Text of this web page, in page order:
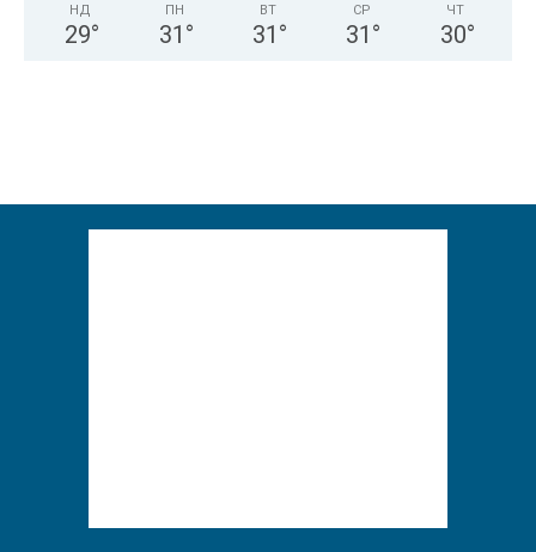
НД
29°
ПН
31 °
ВТ
31 °
СР
31 °
ЧТ
30°